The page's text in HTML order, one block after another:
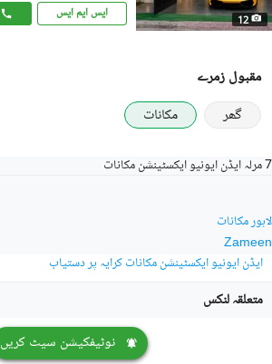
12 ایس ایم ایس
مقبول زمرے
گھر
مکانات
Zameen
لاہور مکانات
7 مرلہ ایڈن ایونیو ایکسٹینشن مکانات
ایڈن ایونیو ایکسٹینشن مکانات کرایہ پر دستیاب
متعلقہ لنکس
نوٹیفکیشن سیٹ کریں